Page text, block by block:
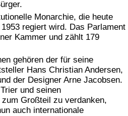
Monarchie, die heute
regiert wird. Das Parlament
Kammer und zählt 179
gehören der für seine
Hans Christian Andersen,
der Designer Arne Jacobsen.
und seinen
Großteil zu verdanken,
auch internationale